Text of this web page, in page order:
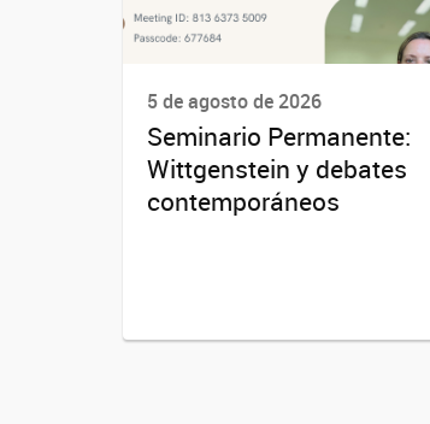
5 de agosto de 2026
Seminario Permanente:
Wittgenstein y debates
contemporáneos